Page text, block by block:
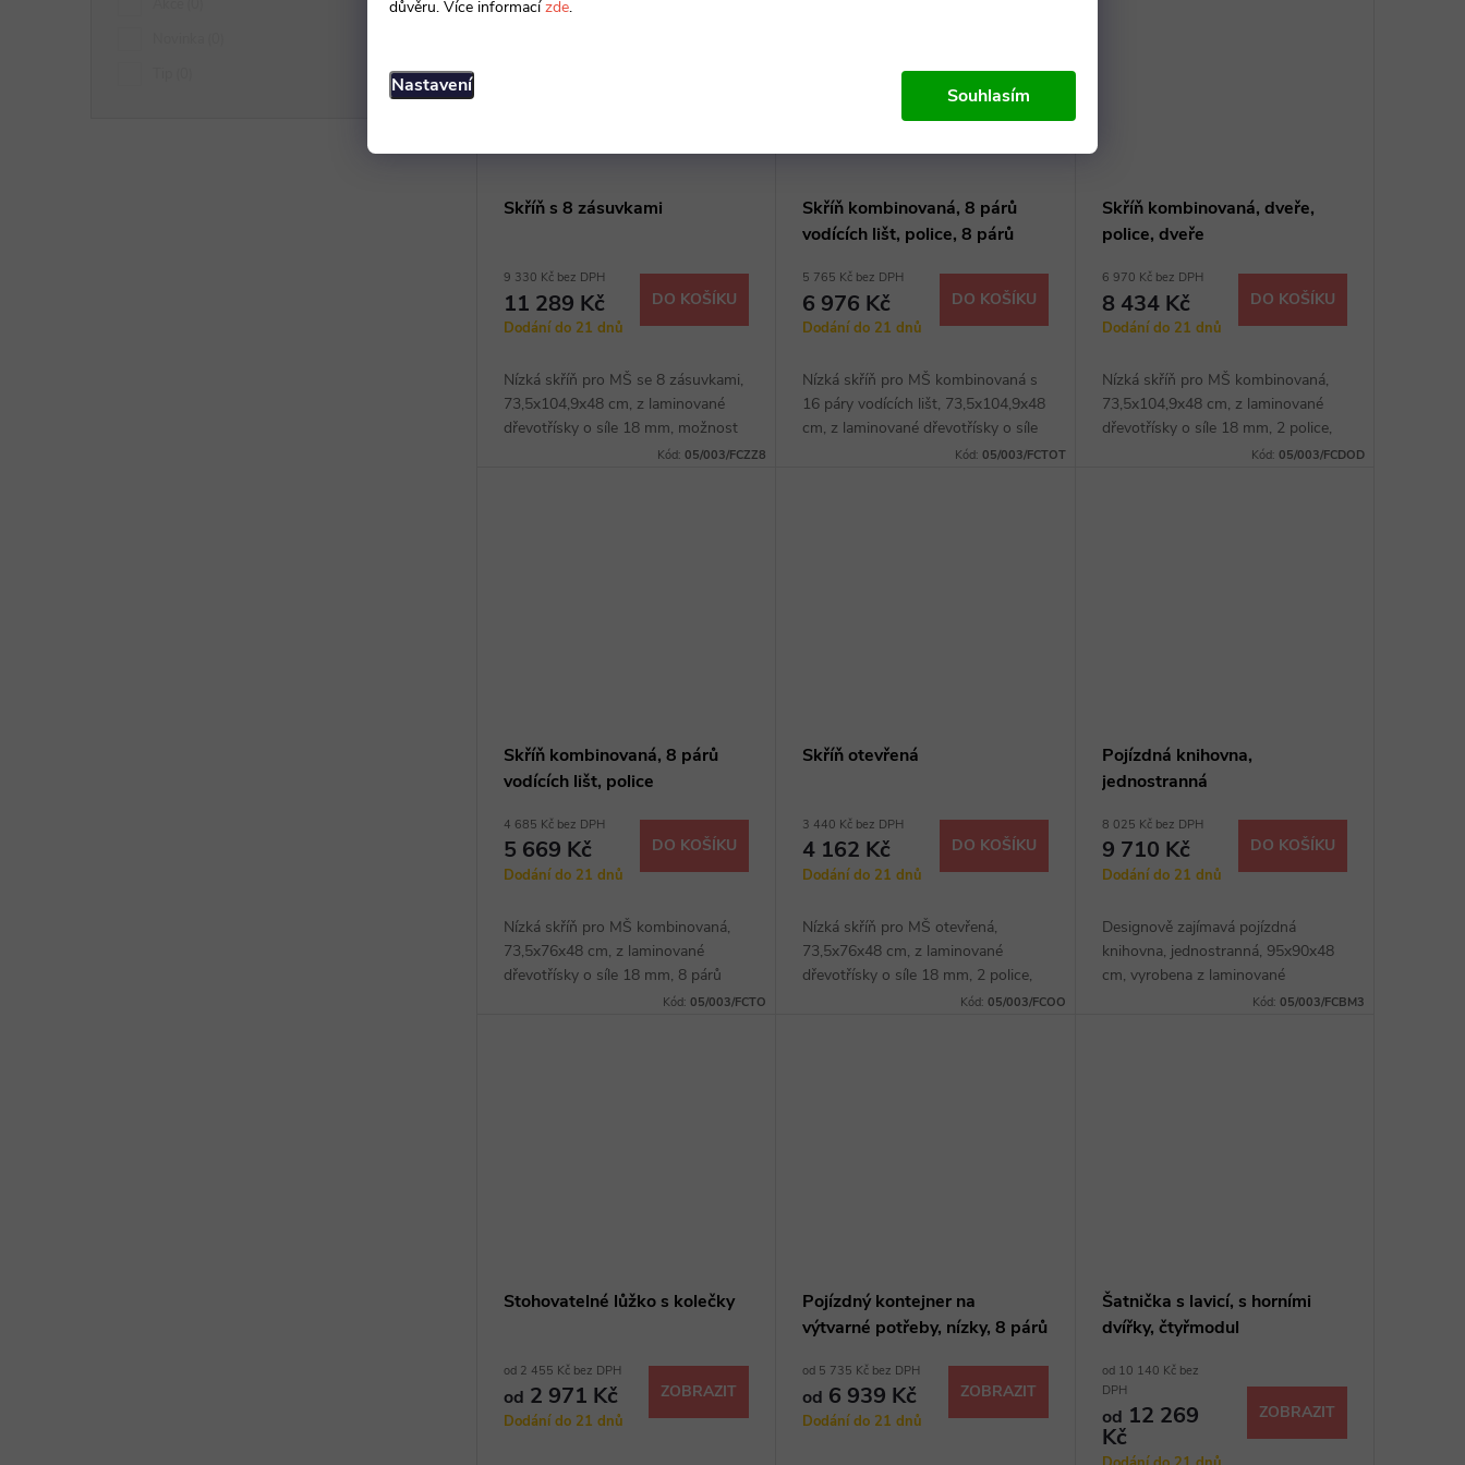
důvěru. Více informacízde.
Nastavení Souhlasím
Skříň s 8 zásuvkami
9 330 Kč bez DPH
11 289 Kč
Dodání do 21 dnů
DO KOŠÍKU
Nízká skříň pro MŠ se 8 zásuvkami,
73,5x104,9x48 cm, z laminované
dřevotřísky o síle 18 mm, možnost
Kód:05/003/FCZZ8
Skříň kombinovaná, 8 párů
vodících lišt, police, 8 párů
5 765 Kč bez DPH
6 976 Kč
Dodání do 21 dnů
DO KOŠÍKU
Nízká skříň pro MŠ kombinovaná s
16 páry vodících lišt, 73,5x104,9x48
cm, z laminované dřevotřísky o síle
18 mm, 2 police, možnost
Kód: 05/003/FCTOT
Skříň kombinovaná, dveře,
police, dveře
6 970 Kč bez DPH
8 434 Kč
Dodání do 21 dnů
DO KOŠÍKU
Nízká skříň pro MŠ kombinovaná,
73,5x104,9x48 cm, z laminované
dřevotřísky o síle 18 mm, 2 police,
možnost barevných kombinací
Kód: 05/003/FCDOD
Skříň kombinovaná, 8 párů
vodících lišt, police
4 685 Kč bez DPH
5 669 Kč
Dodání do 21 dnů
DO KOŠÍKU
Nízká skříň pro MŠ kombinovaná,
73,5x76x48 cm, z laminované
dřevotřísky o síle 18 mm, 8 párů
vodících lišt na levé straně, 2 police,
Kód:05/003/FCTO
Skříň otevřená
3 440 Kč bez DPH
4 162 Kč
Dodání do 21 dnů
DO KOŠÍKU
Nízká skříň pro MŠ otevřená,
73,5x76x48 cm, z laminované
dřevotřísky o síle 18 mm, 2 police,
možnost barevných kombinací
Kód: 05/003/FCOO
Pojízdná knihovna,
jednostranná
8 025 Kč bez DPH
9 710 Kč
Dodání do 21 dnů
DO KOŠÍKU
Designově zajímavá pojízdná
knihovna, jednostranná, 95x90x48
cm, vyrobena z laminované
dřevotřísky o síle 18 mm
Kód: 05/003/FCBM3
Stohovatelné lůžko s kolečky
od 2 455 Kč bez DPH
od 2 971 Kč
Dodání do 21 dnů
ZOBRAZIT
Pojízdný kontejner na
výtvarné potřeby, nízky, 8 párů
od 5 735 Kč bez DPH
od 6 939 Kč
Dodání do 21 dnů
ZOBRAZIT
Šatnička s lavicí, s horními
dvířky, čtyřmodul
od 10 140 Kč bez
DPH
od 12 269
Kč
ZOBRAZIT